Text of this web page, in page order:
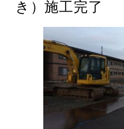
き）施工完了